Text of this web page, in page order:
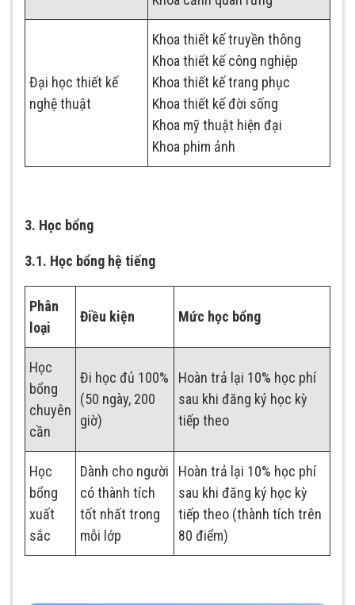
Đại học thiết kế
nghệ thuật
Khoa thiết kế truyền thông
Khoa thiết kế công nghiệp
Khoa thiết kế trang phục
Khoa thiết kế đời sống
Khoa mỹ thuật hiện đại
Khoa phim ảnh
3. Học bổng
3.1. Học bổng hệ tiếng
Phân
loại
Điều kiện Mức học bổng
Học
bổng
chuyên
cần
Đi học đủ 100%
(50 ngày, 200
giờ)
Hoàn trả lại 10% học phí
sau khi đăng ký học kỳ
tiếp theo
Học
bổng
xuất
sắc
Dành cho người
có thành tích
tốt nhất trong
mỗi lớp
Hoàn trả lại 10% học phí
sau khi đăng ký học kỳ
tiếp theo (thành tích trên
80 điểm)